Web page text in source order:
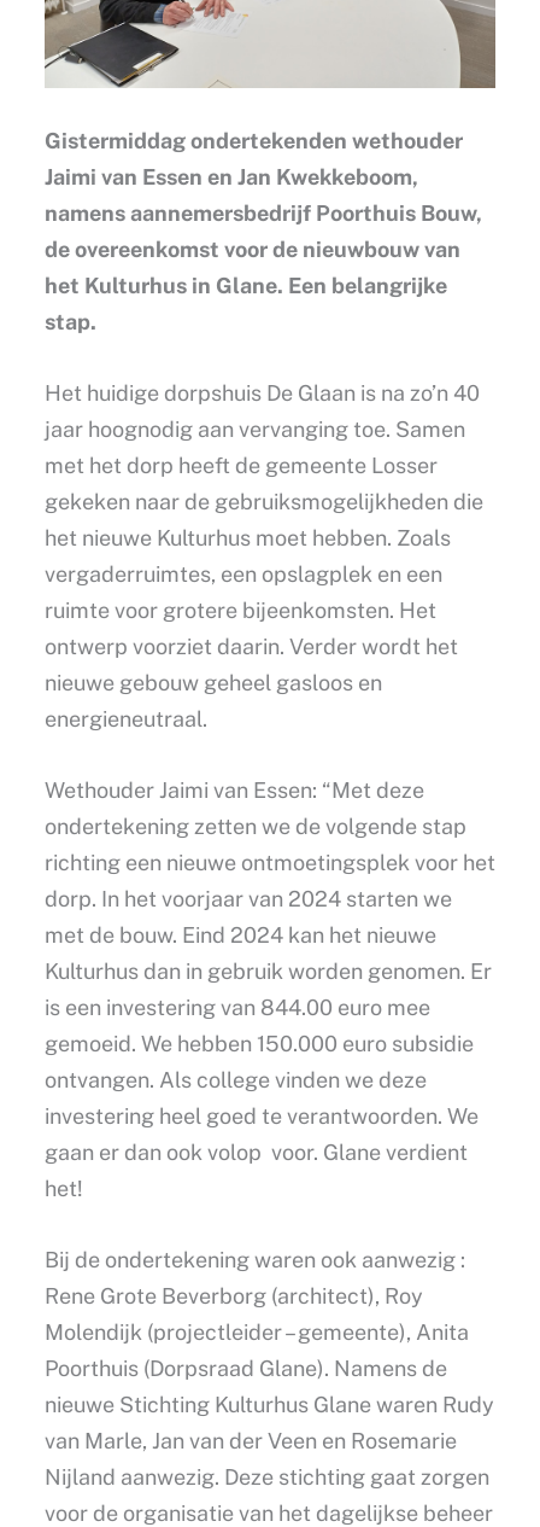
Gistermiddag ondertekenden wethouder
Jaimi van Essen en Jan Kwekkeboom,
namens aannemersbedrijf Poorthuis Bouw,
de overeenkomst voor de nieuwbouw van
het Kulturhus in Glane. Een belangrijke
stap.
Het huidige dorpshuis De Glaan is na zo’n 40
jaar hoognodig aan vervanging toe. Samen
met het dorp heeft de gemeente Losser
gekeken naar de gebruiksmogelijkheden die
het nieuwe Kulturhus moet hebben. Zoals
vergaderruimtes, een opslagplek en een
ruimte voor grotere bijeenkomsten. Het
ontwerp voorziet daarin. Verder wordt het
nieuwe gebouw geheel gasloos en
energieneutraal.
Wethouder Jaimi van Essen: “Met deze
ondertekening zetten we de volgende stap
richting een nieuwe ontmoetingsplek voor het
dorp. In het voorjaar van 2024 starten we
met de bouw. Eind 2024 kan het nieuwe
Kulturhus dan in gebruik worden genomen. Er
is een investering van 844.00 euro mee
gemoeid. We hebben 150.000 euro subsidie
ontvangen. Als college vinden we deze
investering heel goed te verantwoorden. We
gaan er dan ook volop voor. Glane verdient
het!
Bij de ondertekening waren ook aanwezig :
Rene Grote Beverborg (architect), Roy
Molendijk (projectleider – gemeente), Anita
Poorthuis (Dorpsraad Glane). Namens de
nieuwe Stichting Kulturhus Glane waren Rudy
van Marle, Jan van der Veen en Rosemarie
Nijland aanwezig. Deze stichting gaat zorgen
voor de organisatie van het dagelijkse beheer